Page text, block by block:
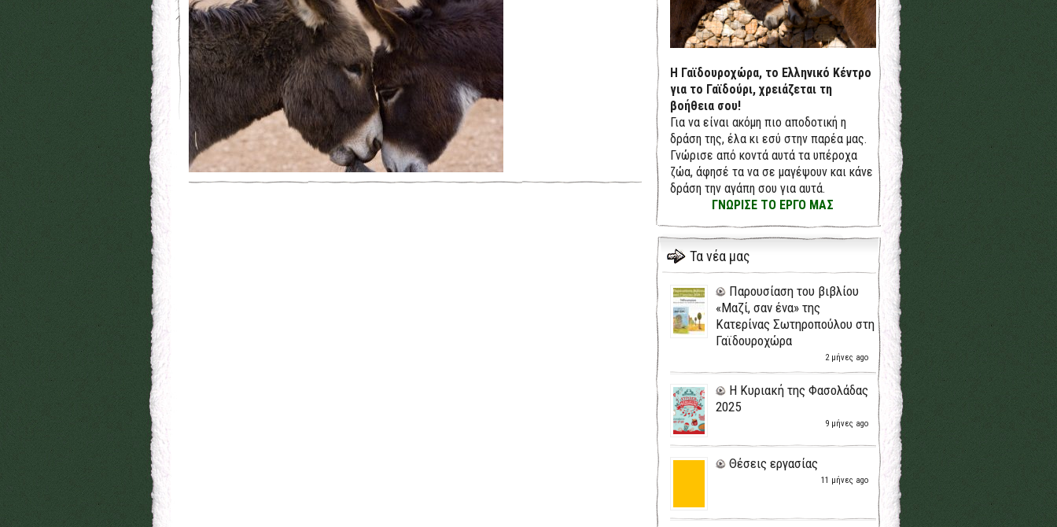
Η Γαϊδουροχώρα, το Ελληνικό Κέντρο
για το Γαϊδούρι, χρειάζεται τη
βοήθεια σου!
Για να είναι ακόμη πιο αποδοτική η
δράση της, έλα κι εσύ στην παρέα μας.
Γνώρισε από κοντά αυτά τα υπέροχα
ζώα, άφησέ τα να σε μαγέψουν και κάνε
δράση την αγάπη σου για αυτά.
ΓΝΩΡΙΣΕ ΤΟ ΕΡΓΟ ΜΑΣ
Τα νέα μας
Παρουσίαση του βιβλίου
«Μαζί, σαν ένα» της
Κατερίνας Σωτηροπούλου στη
Γαϊδουροχώρα
2 μήνες ago
H Κυριακή της Φασολάδας
2025
9 μήνες ago
Θέσεις εργασίας
11 μήνες ago